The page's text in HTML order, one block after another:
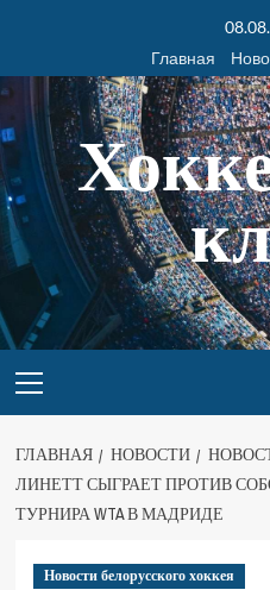
Главная
ГЛАВНАЯ НОВОСТИ
ЛИНЕТТ СЫГРАЕТ ПРОТИВ
ТУРНИРА WTA В МАДРИДЕ
Новости белорусского хоккея